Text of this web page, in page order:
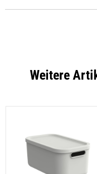
Weitere